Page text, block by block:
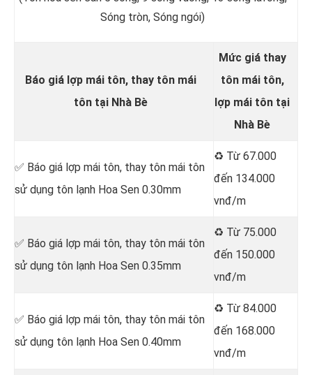
Sóng tròn, Sóng ngói)
Báo giá lợp mái tôn, thay tôn mái
tôn tại Nhà Bè
Mức giá thay
tôn mái tôn,
lợp mái tôn tại
Nhà Bè
✅ Báo giá lợp mái tôn, thay tôn mái tôn
sử dụng tôn lạnh Hoa Sen 0.30mm
♻️ Từ 67.000
đến 134.000
vnđ/m
✅ Báo giá lợp mái tôn, thay tôn mái tôn
sử dụng tôn lạnh Hoa Sen 0.35mm
♻️ Từ 75.000
đến 150.000
vnđ/m
✅ Báo giá lợp mái tôn, thay tôn mái tôn
sử dụng tôn lạnh Hoa Sen 0.40mm
♻️ Từ 84.000
đến 168.000
vnđ/m